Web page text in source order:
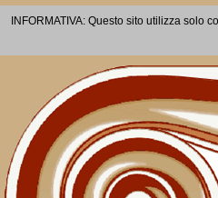
INFORMATIVA: Questo sito utilizza